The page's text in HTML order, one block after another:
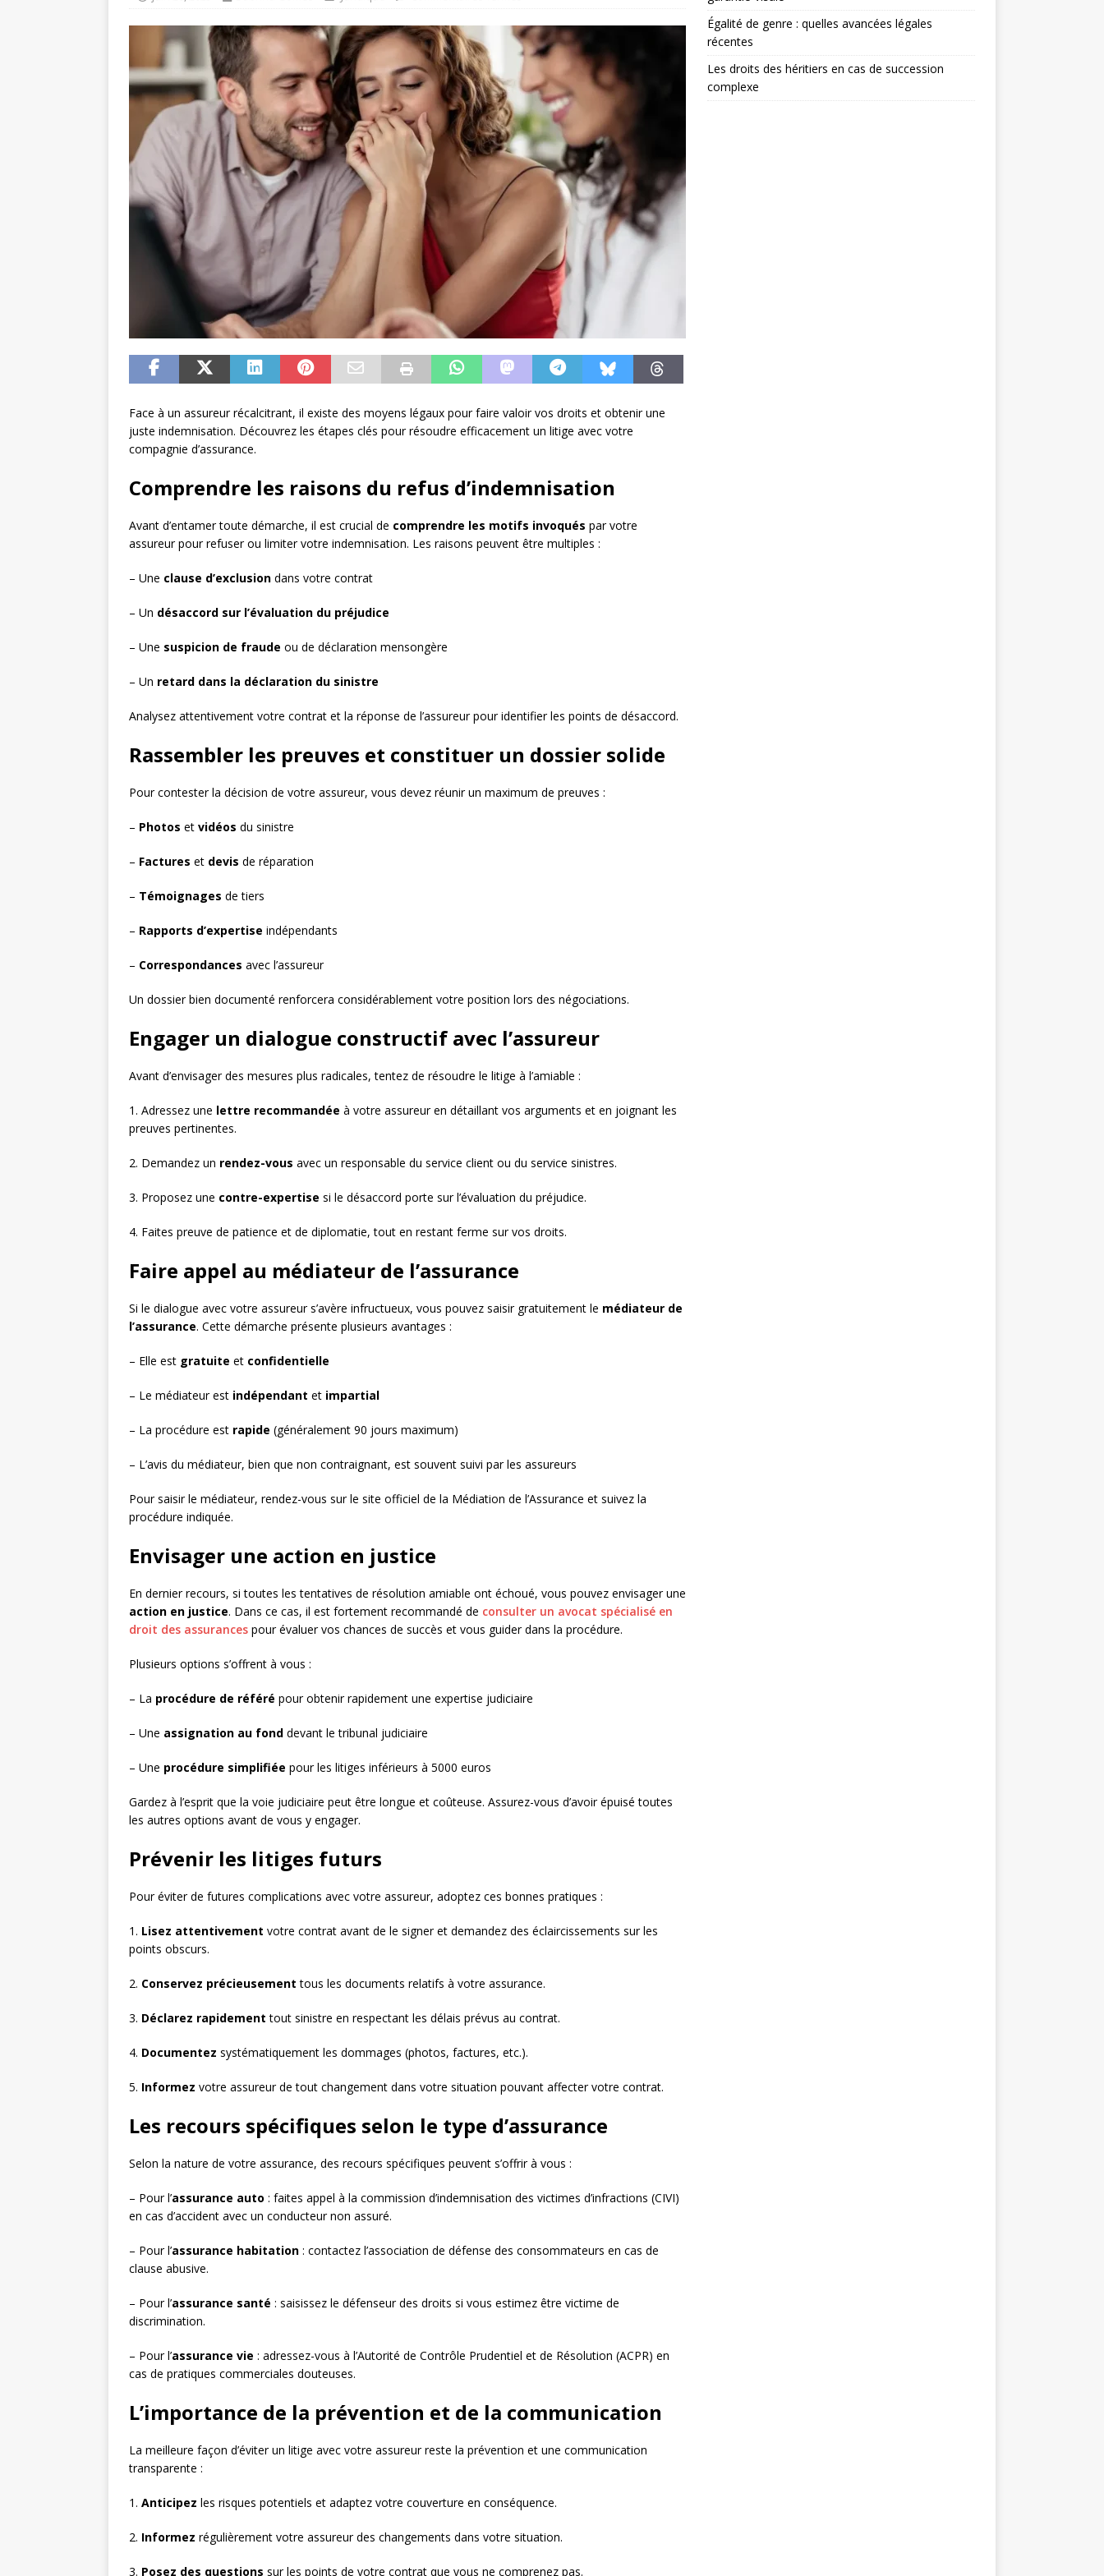
Face à un assureur récalcitrant, il existe des moyens légaux pour faire valoir vos droits et obtenir une
juste indemnisation. Découvrez les étapes clés pour résoudre efficacement un litige avec votre
compagnie d’assurance.
Comprendre les raisons du refus d’indemnisation
Avant d’entamer toute démarche, il est crucial de comprendre les motifs invoqués par votre
assureur pour refuser ou limiter votre indemnisation. Les raisons peuvent être multiples :
– Une clause d’exclusion dans votre contrat
– Un désaccord sur l’évaluation du préjudice
– Une suspicion de fraude ou de déclaration mensongère
– Un retard dans la déclaration du sinistre
Analysez attentivement votre contrat et la réponse de l’assureur pour identifier les points de désaccord.
Rassembler les preuves et constituer un dossier solide
Pour contester la décision de votre assureur, vous devez réunir un maximum de preuves :
– Photos et vidéos du sinistre
– Factures et devis de réparation
– Témoignages de tiers
– Rapports d’expertise indépendants
– Correspondances avec l’assureur
Un dossier bien documenté renforcera considérablement votre position lors des négociations.
Engager un dialogue constructif avec l’assureur
Avant d’envisager des mesures plus radicales, tentez de résoudre le litige à l’amiable :
1. Adressez une lettre recommandée à votre assureur en détaillant vos arguments et en joignant les
preuves pertinentes.
2. Demandez un rendez-vous avec un responsable du service client ou du service sinistres.
3. Proposez une contre-expertise si le désaccord porte sur l’évaluation du préjudice.
4. Faites preuve de patience et de diplomatie, tout en restant ferme sur vos droits.
Faire appel au médiateur de l’assurance
Si le dialogue avec votre assureur s’avère infructueux, vous pouvez saisir gratuitement le médiateur de
l’assurance. Cette démarche présente plusieurs avantages :
– Elle est gratuite et confidentielle
– Le médiateur est indépendant et impartial
– La procédure est rapide (généralement 90 jours maximum)
– L’avis du médiateur, bien que non contraignant, est souvent suivi par les assureurs
Pour saisir le médiateur, rendez-vous sur le site officiel de la Médiation de l’Assurance et suivez la
procédure indiquée.
Envisager une action en justice
En dernier recours, si toutes les tentatives de résolution amiable ont échoué, vous pouvez envisager une
action en justice. Dans ce cas, il est fortement recommandé de consulter un avocat spécialisé en
droit des assurances pour évaluer vos chances de succès et vous guider dans la procédure.
Plusieurs options s’offrent à vous :
– La procédure de référé pour obtenir rapidement une expertise judiciaire
– Une assignation au fond devant le tribunal judiciaire
– Une procédure simplifiée pour les litiges inférieurs à 5000 euros
Gardez à l’esprit que la voie judiciaire peut être longue et coûteuse. Assurez-vous d’avoir épuisé toutes
les autres options avant de vous y engager.
Prévenir les litiges futurs
Pour éviter de futures complications avec votre assureur, adoptez ces bonnes pratiques :
1. Lisez attentivement votre contrat avant de le signer et demandez des éclaircissements sur les
points obscurs.
2. Conservez précieusement tous les documents relatifs à votre assurance.
3. Déclarez rapidement tout sinistre en respectant les délais prévus au contrat.
4. Documentez systématiquement les dommages (photos, factures, etc.).
5. Informez votre assureur de tout changement dans votre situation pouvant affecter votre contrat.
Les recours spécifiques selon le type d’assurance
Selon la nature de votre assurance, des recours spécifiques peuvent s’offrir à vous :
– Pour l’assurance auto : faites appel à la commission d’indemnisation des victimes d’infractions (CIVI)
en cas d’accident avec un conducteur non assuré.
– Pour l’assurance habitation : contactez l’association de défense des consommateurs en cas de
clause abusive.
– Pour l’assurance santé : saisissez le défenseur des droits si vous estimez être victime de
discrimination.
– Pour l’assurance vie : adressez-vous à l’Autorité de Contrôle Prudentiel et de Résolution (ACPR) en
cas de pratiques commerciales douteuses.
L’importance de la prévention et de la communication
La meilleure façon d’éviter un litige avec votre assureur reste la prévention et une communication
transparente :
1. Anticipez les risques potentiels et adaptez votre couverture en conséquence.
2. Informez régulièrement votre assureur des changements dans votre situation.
3. Posez des questions sur les points de votre contrat que vous ne comprenez pas.
Égalité de genre : quelles avancées légales
récentes
Les droits des héritiers en cas de succession
complexe